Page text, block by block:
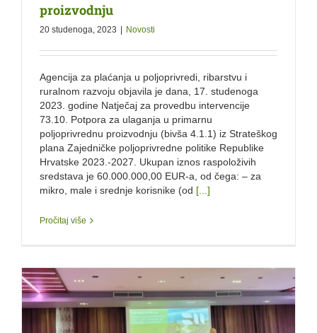
proizvodnju
20 studenoga, 2023 | Novosti
Agencija za plaćanja u poljoprivredi, ribarstvu i
ruralnom razvoju objavila je dana, 17. studenoga
2023. godine Natječaj za provedbu intervencije
73.10. Potpora za ulaganja u primarnu
poljoprivrednu proizvodnju (bivša 4.1.1) iz Strateškog
plana Zajedničke poljoprivredne politike Republike
Hrvatske 2023.-2027. Ukupan iznos raspoloživih
sredstava je 60.000.000,00 EUR-a, od čega: – za
mikro, male i srednje korisnike (od [...]
Pročitaj više